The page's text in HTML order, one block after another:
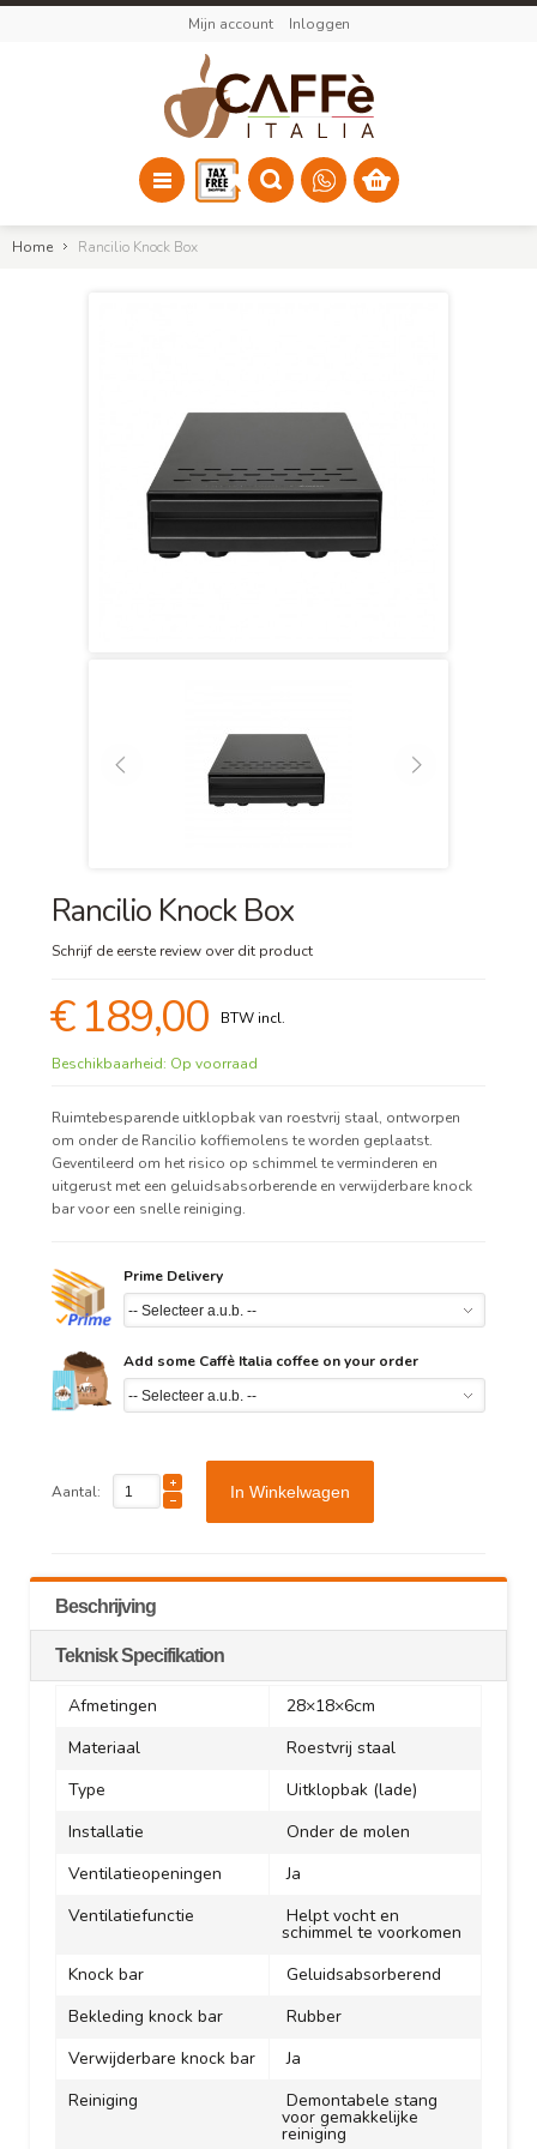
Mijn account Inloggen
Home Rancilio Knock Box
Rancilio Knock Box
Schrijf de eerste review over dit product
€ 189,00
Beschikbaarheid: Op voorraad
Ruimtebesparende uitklopbak van roestvrij staal, ontworpen
om onder de Rancilio koffiemolens te worden geplaatst.
Geventileerd om het risico op schimmel te verminderen en
uitgerust met een geluidsabsorberende en verwijderbare knock
bar voor een snelle reiniging.
Prime Delivery
Add some Caffè Italia coffee on your order
Aantal: In Winkelwagen
Beschrijving
Teknisk Specifikation
Afmetingen
28×18×6cm
Materiaal
Roestvrij staal
Type
Uitklopbak (lade)
Installatie
Onder de molen
Ventilatieopeningen
Ja
Ventilatiefunctie
Helpt vocht en
schimmel te voorkomen
Knock bar
Geluidsabsorberend
Bekleding knock bar
Rubber
Verwijderbare knock bar
Ja
Reiniging
Demontabele stang
voor gemakkelijke
reiniging